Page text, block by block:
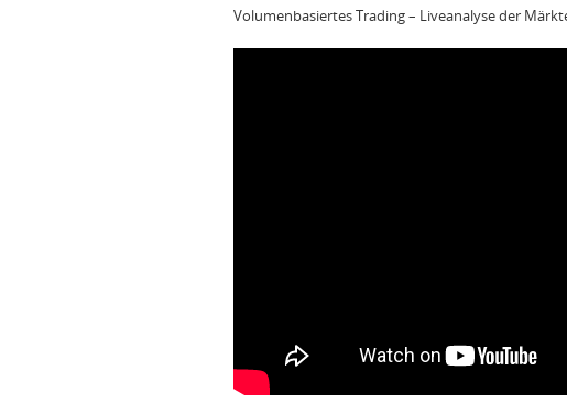
Volumenbasiertes Trading – Liveanalyse der